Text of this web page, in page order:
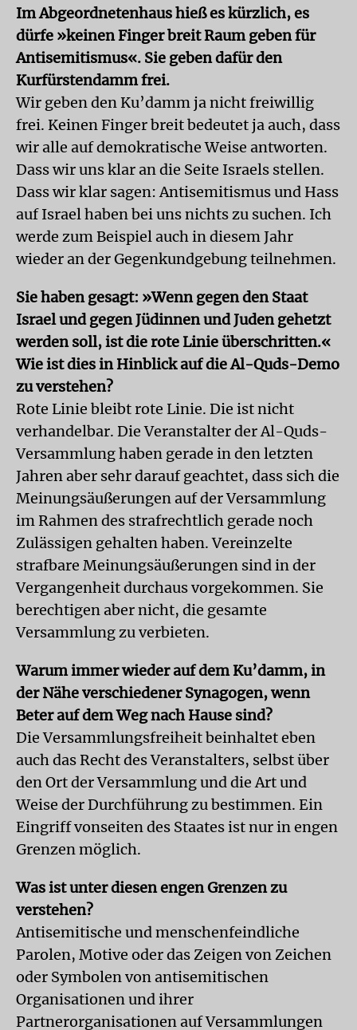
Im Abgeordnetenhaus hieß es kürzlich, es
dürfe »keinen Finger breit Raum geben für
Antisemitismus«. Sie geben dafür den
Kurfürstendamm frei.
Wir geben den Ku’damm ja nicht freiwillig
frei. Keinen Finger breit bedeutet ja auch, dass
wir alle auf demokratische Weise antworten.
Dass wir uns klar an die Seite Israels stellen.
Dass wir klar sagen: Antisemitismus und Hass
auf Israel haben bei uns nichts zu suchen. Ich
werde zum Beispiel auch in diesem Jahr
wieder an der Gegenkundgebung teilnehmen.
Sie haben gesagt: »Wenn gegen den Staat
Israel und gegen Jüdinnen und Juden gehetzt
werden soll, ist die rote Linie überschritten.«
Wie ist dies in Hinblick auf die Al-Quds-Demo
zu verstehen?
Rote Linie bleibt rote Linie. Die ist nicht
verhandelbar. Die Veranstalter der Al-Quds-
Versammlung haben gerade in den letzten
Jahren aber sehr darauf geachtet, dass sich die
Meinungsäußerungen auf der Versammlung
im Rahmen des strafrechtlich gerade noch
Zulässigen gehalten haben. Vereinzelte
strafbare Meinungsäußerungen sind in der
Vergangenheit durchaus vorgekommen. Sie
berechtigen aber nicht, die gesamte
Versammlung zu verbieten.
Warum immer wieder auf dem Ku’damm, in
der Nähe verschiedener Synagogen, wenn
Beter auf dem Weg nach Hause sind?
Die Versammlungsfreiheit beinhaltet eben
auch das Recht des Veranstalters, selbst über
den Ort der Versammlung und die Art und
Weise der Durchführung zu bestimmen. Ein
Eingriff vonseiten des Staates ist nur in engen
Grenzen möglich.
Was ist unter diesen engen Grenzen zu
verstehen?
Antisemitische und menschenfeindliche
Parolen, Motive oder das Zeigen von Zeichen
oder Symbolen von antisemitischen
Organisationen und ihrer
Partnerorganisationen auf Versammlungen